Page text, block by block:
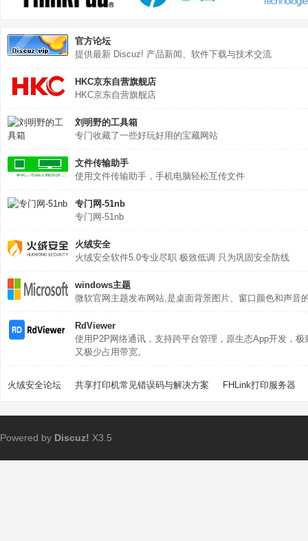
官方论坛
提供最新 Discuz! 产品新闻、软件下载与技术交流
HKC京东自营旗舰店
HKC京东自营旗舰店
刘明野的工具箱
专门收藏了一些好玩好用的宝藏网站
文件传输助手
使用文件传输助手，手机电脑轻松互传文件
专门网-51nb
专门网-51nb
火绒安全
火绒安全软件5.0专业尽职 极致低调 只为巩固安全防线
windows主题
微软官网主题发布网站,是桌面背景图片、窗口颜色和声音
RdViewer
使用P2P网络通讯，支持跨平台管理，原生态App开发，
又极少占用带宽。
火绒安全论坛 共享打印机常见错误码与解决方案 FHLink打印服务器
Powered by Discuz! X3.5